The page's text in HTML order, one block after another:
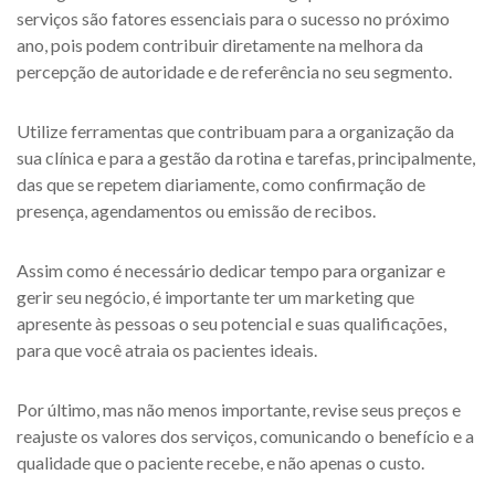
serviços são fatores essenciais para o sucesso no próximo
ano, pois podem contribuir diretamente na melhora da
percepção de autoridade e de referência no seu segmento.
Utilize ferramentas que contribuam para a organização da
sua clínica e para a gestão da rotina e tarefas, principalmente,
das que se repetem diariamente, como confirmação de
presença, agendamentos ou emissão de recibos.
Assim como é necessário dedicar tempo para organizar e
gerir seu negócio, é importante ter um marketing que
apresente às pessoas o seu potencial e suas qualificações,
para que você atraia os pacientes ideais.
Por último, mas não menos importante, revise seus preços e
reajuste os valores dos serviços, comunicando o benefício e a
qualidade que o paciente recebe, e não apenas o custo.